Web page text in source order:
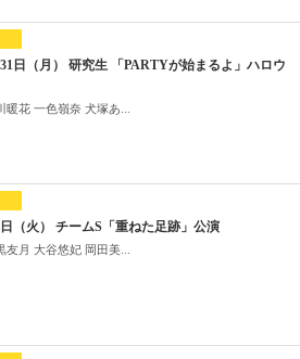
日（月） 研究生 「PARTYが始まるよ」ハロウ
暖花 一色嶺奈 犬塚あ...
（火） チームS「重ねた足跡」公演
友月 大谷悠妃 岡田美...